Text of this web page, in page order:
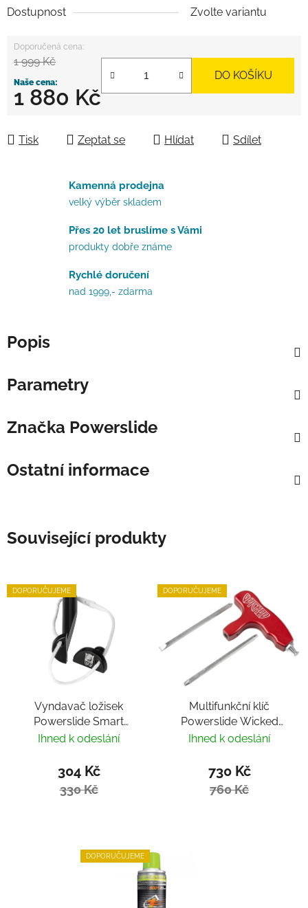
Dostupnost Zvolte variantu
1 999 Kč
1 880 Kč
DO KOŠÍKU
Tisk Zeptat se Hlídat Sdílet
Kamenná prodejna
velký výběr skladem
Přes 20 let bruslíme s Vámi
produkty dobře známe
Rychlé doručení
nad 1999,- zdarma
Popis
Parametry
Značka Powerslide
Ostatní informace
Související produkty
DOPORUČUJEME
Vyndavač ložisek
Powerslide Smart
Bearing Remover by
Ihned k odeslání
304 Kč
330 Kč
DOPORUČUJEME
Multifunkční klíč
Powerslide Wicked
Hardcore Tool
Ihned k odeslání
730 Kč
760 Kč
DOPORUČUJEME